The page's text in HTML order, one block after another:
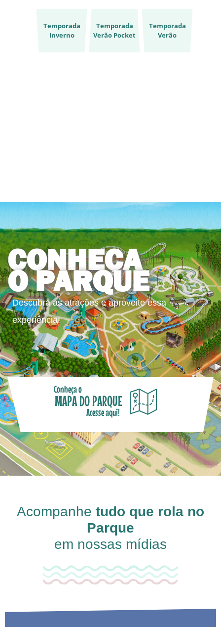
Temporada
Inverno
Temporada
Verão Pocket
Temporada
Verão
CONHEÇA
O PARQUE
Descubra as atrações e aproveite essa
experiência!
Conheça o
MAPA DO PARQUE
Acesse aqui!
Acompanhe tudo que rola no
Parque
em nossas mídias